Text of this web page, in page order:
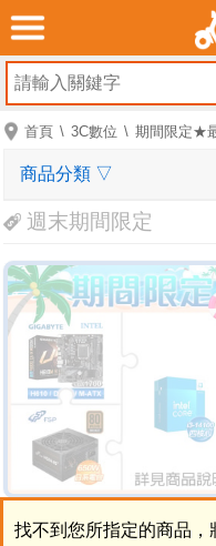
首頁 3C數位 期間限定★
週末期間限定
i3-14100+技嘉 H610M H V2 D4
商品分類 ▽
找不到您所指定的商品